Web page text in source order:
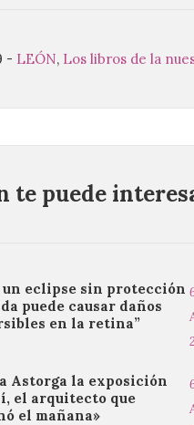
- LEÓN, Los libros de la
te puede
eclipse sin protección
puede causar daños
en la retina”
Astorga la exposición
el arquitecto que
el mañana»